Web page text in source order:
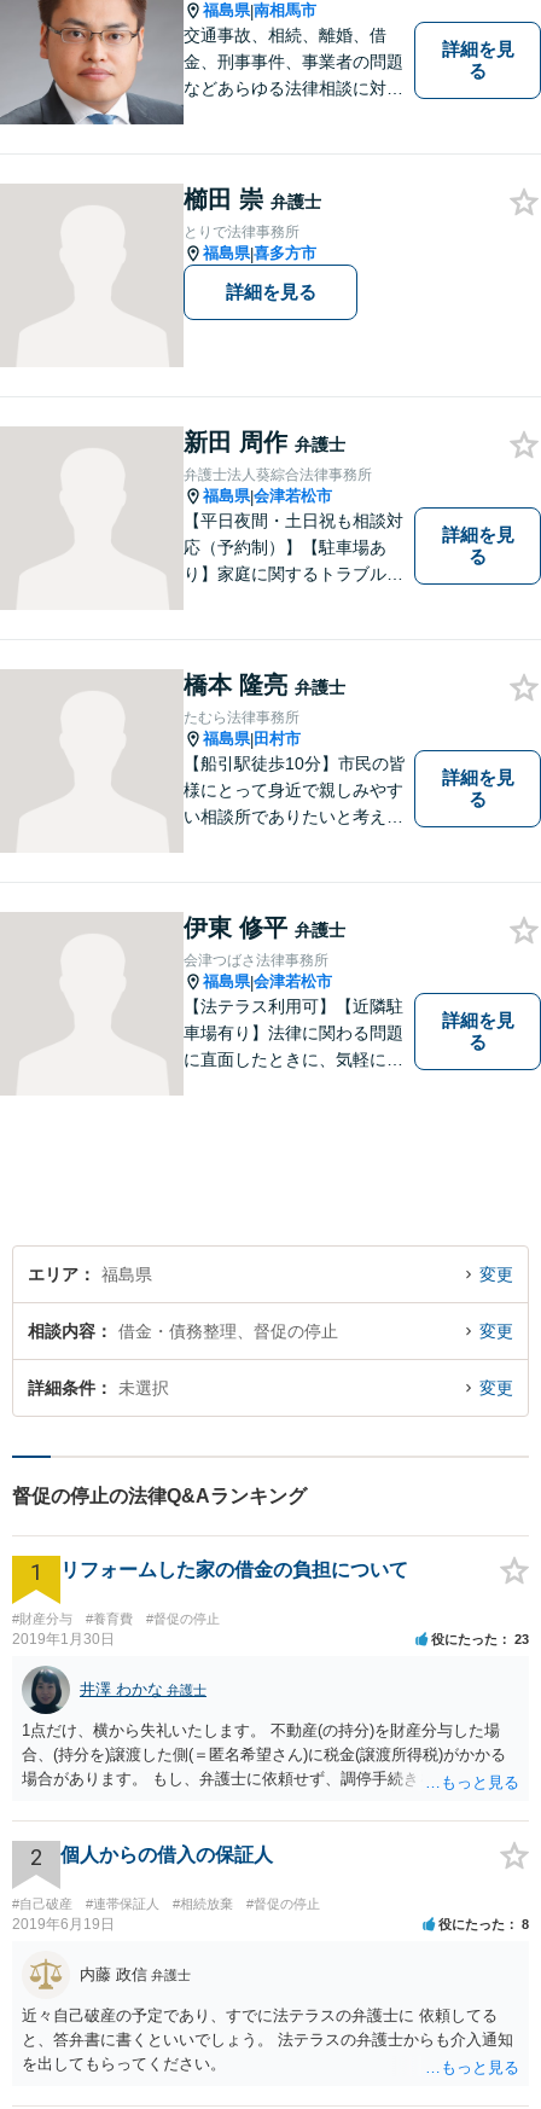
福島県|南相馬市
交通事故、相続、離婚、借
金、刑事事件、事業者の問題
などあらゆる法律相談に対応
ごとがありましたら、まずは
ご相談ください。
詳細を見
る
櫛田 崇 弁護士
とりで法律事務所
福島県|喜多方市
詳細を見る
新田 周作 弁護士
弁護士法人葵綜合法律事務所
福島県|会津若松市
【平日夜間・土日祝も相談対
応（予約制）】【駐車場あ
り】家庭に関するトラブルか
詳細を見
る
橋本 隆亮 弁護士
たむら法律事務所
福島県|田村市
【船引駅徒歩10分】市民の皆
様にとって身近で親しみやす
い相談所でありたいと考えて
ださい。 https://tamura-law.bi
z/ （公式ホームページ）
詳細を見
る
伊東 修平 弁護士
会津つばさ法律事務所
福島県|会津若松市
【法テラス利用可】【近隣駐
車場有り】法律に関わる問題
に直面したときに、気軽に相
詳細を見
る
エリア 福島県 変更
相談内容 借金・債務整理、督促の停止 変更
詳細条件 未選択 変更
督促の停止の法律Q&Aランキング
1 リフォームした家の借金の負担について
#財産分与 #養育費 #督促の停止
2019年1月30日 役にたった 23
井澤 わかな 弁護士
1点だけ、横から失礼いたします。 不動産(の持分)を財産分与した場
合、(持分を)譲渡した側(＝匿名希望さん)に税金(譲渡所得税)がかかる
場合があります。 もし、弁護士に依頼せず、調停手続きを匿名希望さ
おいた方が安心ではないかと思いました。
2 個人からの借入の保証人
#自己破産 #連帯保証人 #相続放棄 #督促の停止
2019年6月19日 役にたった 8
内藤 政信 弁護士
近々自己破産の予定であり、すでに法テラスの弁護士に 依頼してる
と、答弁書に書くといいでしょう。 法テラスの弁護士からも介入通知
を出してもらってください。